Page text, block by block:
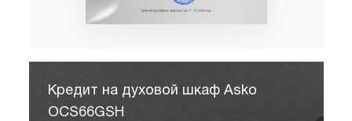
Кредит на духовой шкаф Asko
OCS66GSH